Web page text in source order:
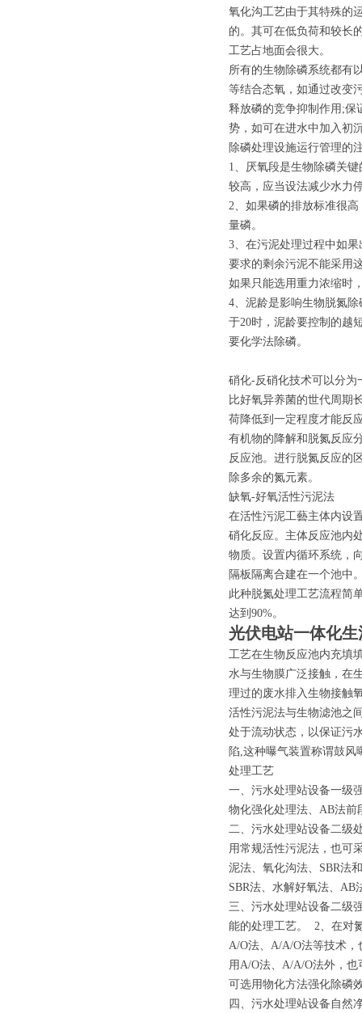
氧化沟工艺由于其特殊的
的。其可在低负荷和较长
工艺占地面会很大。
所有的生物除磷系统都有
等结合态氧，如通过改变
释放磷的竞争抑制作用;保
势，如可在进水中加入初
除磷处理设施运行管理的
1、厌氧段是生物除磷关
较高，应当设法减少水力
2、如果磷的排放标准很
量磷。
3、在污泥处理过程中如
要求的剩余污泥不能采用
如果只能选用重力浓缩时
4、泥龄是影响生物脱氮
于20时，泥龄要控制的越
要化学法除磷。
硝化-反硝化技术可以分为
比好氧异养菌的世代周期
荷降低到一定程度才能反
有机物的降解和脱氮反应
反应池。进行脱氮反应的
除多余的氮元素。
缺氧-好氧活性污泥法
在活性污泥工藝主体内设
硝化反应。主体反应池内
物质。设置内循环系统，
隔板隔离合建在一个池中
此种脱氮处理工艺流程简
达到90%。
光伏电站一体化
工艺在生物反应池内充填
水与生物膜广泛接触，在
理过的废水排入生物接触
活性污泥法与生物滤池之
处于流动状态，以保证污
陷,这种曝气装置称谓鼓风
处理工艺
一、污水处理站设备一级
物化强化处理法、AB法
二、污水处理站设备二级
用常规活性污泥法，也可
泥法、氧化沟法、SBR法
SBR法、水解好氧法、
三、污水处理站设备二级
能的处理工艺。 2、在对
A/O法、A/A/O法等技术
用A/O法、A/A/O法外，
可选用物化方法强化除磷
四、污水处理站设备自然